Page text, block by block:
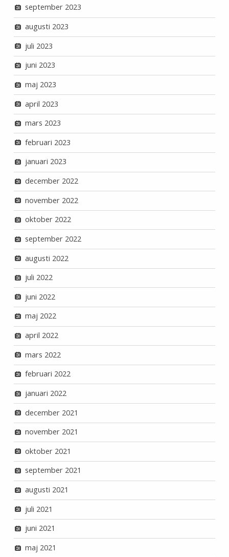
september 2023
augusti 2023
juli 2023
juni 2023
maj 2023
april 2023
mars 2023
februari 2023
januari 2023
december 2022
november 2022
oktober 2022
september 2022
augusti 2022
juli 2022
juni 2022
maj 2022
april 2022
mars 2022
februari 2022
januari 2022
december 2021
november 2021
oktober 2021
september 2021
augusti 2021
juli 2021
juni 2021
maj 2021